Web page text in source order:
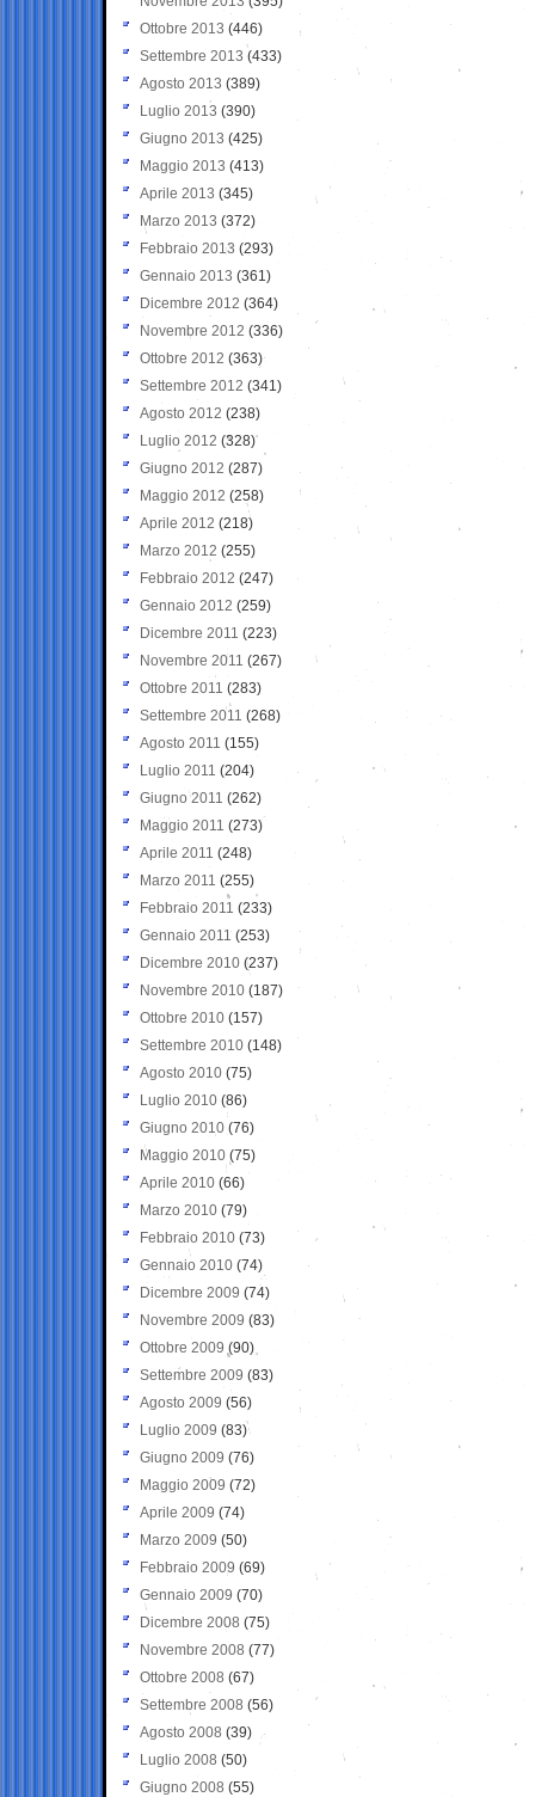
Ottobre 2013 (446)
Settembre 2013 (433)
Agosto 2013 (389)
Luglio 2013 (390)
Giugno 2013 (425)
Maggio 2013 (413)
Aprile 2013 (345)
Marzo 2013 (372)
Febbraio 2013 (293)
Gennaio 2013 (361)
Dicembre 2012 (364)
Novembre 2012 (336)
Ottobre 2012 (363)
Settembre 2012 (341)
Agosto 2012 (238)
Luglio 2012 (328)
Giugno 2012 (287)
Maggio 2012 (258)
Aprile 2012 (218)
Marzo 2012 (255)
Febbraio 2012 (247)
Gennaio 2012 (259)
Dicembre 2011 (223)
Novembre 2011 (267)
Ottobre 2011 (283)
Settembre 2011 (268)
Agosto 2011 (155)
Luglio 2011 (204)
Giugno 2011 (262)
Maggio 2011 (273)
Aprile 2011 (248)
Marzo 2011 (255)
Febbraio 2011 (233)
Gennaio 2011 (253)
Dicembre 2010 (237)
Novembre 2010 (187)
Ottobre 2010 (157)
Settembre 2010 (148)
Agosto 2010 (75)
Luglio 2010 (86)
Giugno 2010 (76)
Maggio 2010 (75)
Aprile 2010 (66)
Marzo 2010 (79)
Febbraio 2010 (73)
Gennaio 2010 (74)
Dicembre 2009 (74)
Novembre 2009 (83)
Ottobre 2009 (90)
Settembre 2009 (83)
Agosto 2009 (56)
Luglio 2009 (83)
Giugno 2009 (76)
Maggio 2009 (72)
Aprile 2009 (74)
Marzo 2009 (50)
Febbraio 2009 (69)
Gennaio 2009 (70)
Dicembre 2008 (75)
Novembre 2008 (77)
Ottobre 2008 (67)
Settembre 2008 (56)
Agosto 2008 (39)
Luglio 2008 (50)
Giugno 2008 (55)